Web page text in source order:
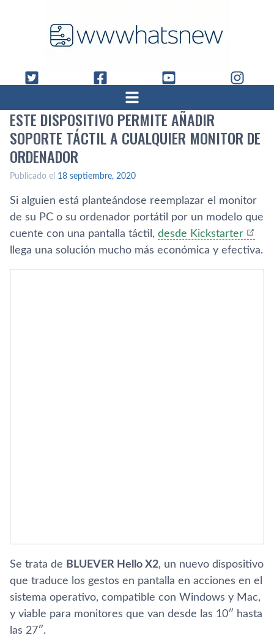
ESTE DISPOSITIVO PERMITE AÑADIR
SOPORTE TÁCTIL A CUALQUIER MONITOR DE
ORDENADOR
Publicado el 18 septiembre, 2020
Si alguien está planteándose reemplazar el monitor
de su PC o su ordenador portátil por un modelo que
cuente con una pantalla táctil, desde Kickstarter
llega una solución mucho más económica y efectiva.
Se trata de BLUEVER Hello X2, un nuevo dispositivo
que traduce los gestos en pantalla en acciones en el
sistema operativo, compatible con Windows y Mac,
y viable para monitores que van desde las 10″ hasta
las 27″.